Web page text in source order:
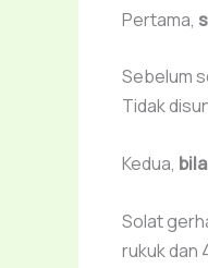
Pertama,
Sebelum
Tidak
Kedua,
Solat
rukuk dan